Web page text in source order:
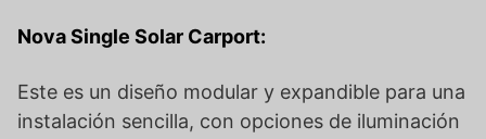
Nova Single Solar Carport:
Este es un diseño modular y expandible para una
instalación sencilla, con opciones de iluminación